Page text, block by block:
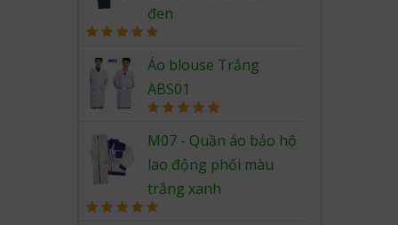
đen
out of 5
Áo blouse Trắng
ABS01
out of 5
M07 - Quần áo bảo hộ
lao động phối màu
trắng xanh